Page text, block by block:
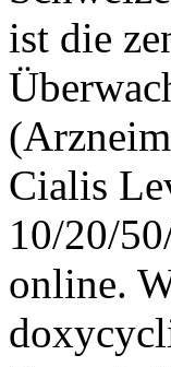
ist die
Cialis
10/20/
online.